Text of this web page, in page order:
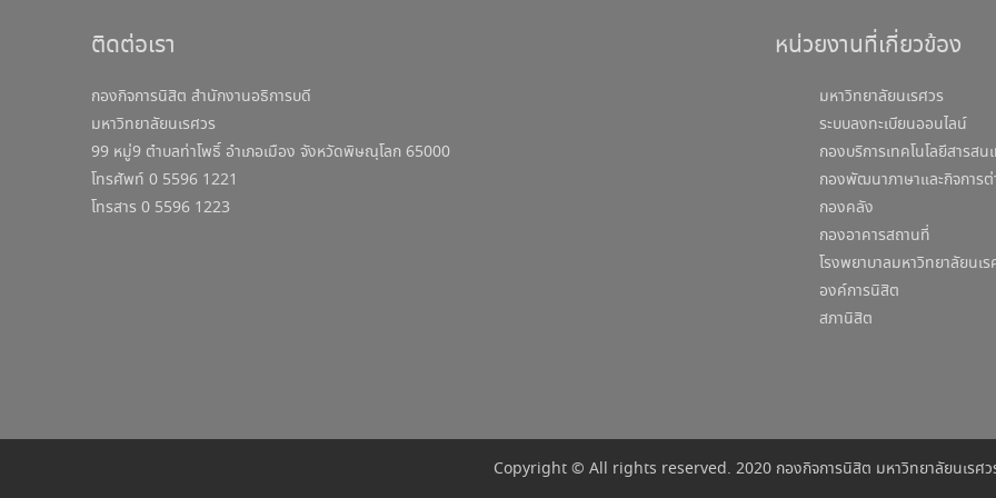
ติดต่อเรา
กองกิจการนิสิต สำนักงานอธิการบดี
มหาวิทยาลัยนเรศวร
99 หมู่9 ตำบลท่าโพธิ์ อำเภอเมือง จังหวัดพิษณุโลก 65000
โทรศัพท์ 0 5596 1221
โทรสาร 0 5596 1223
หน่วยงานที่เกี่ยวข้อง
มหาวิทยาลัยนเรศวร
ระบบลงทะเบียนออนไลน์
กองบริการเทคโนโลยีสารสน
กองพัฒนาภาษาและกิจการต่
กองคลัง
กองอาคารสถานที่
โรงพยาบาลมหาวิทยาลัยนเร
องค์การนิสิต
สภานิสิต
Copyright © All rights reserved. 2020 กองกิจการนิสิต มหาวิทยาลัยนเรศว